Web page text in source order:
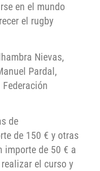
en el mundo
el rugby
Nievas,
Pardal,
de
de 150 € y otras
importe de 50 € a
el curso y